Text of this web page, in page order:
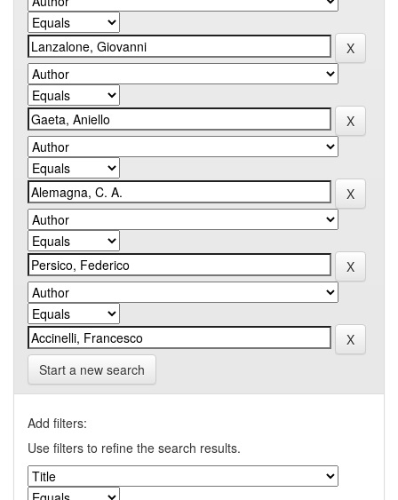
Start a new search
Add filters:
Use filters to refine the search results.